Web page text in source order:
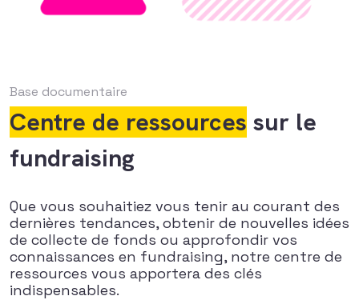
Base documentaire
Centre de ressources sur le
fundraising
Que vous souhaitiez vous tenir au courant des
dernières tendances, obtenir de nouvelles idées
de collecte de fonds ou approfondir vos
connaissances en fundraising, notre centre de
ressources vous apportera des clés
indispensables.